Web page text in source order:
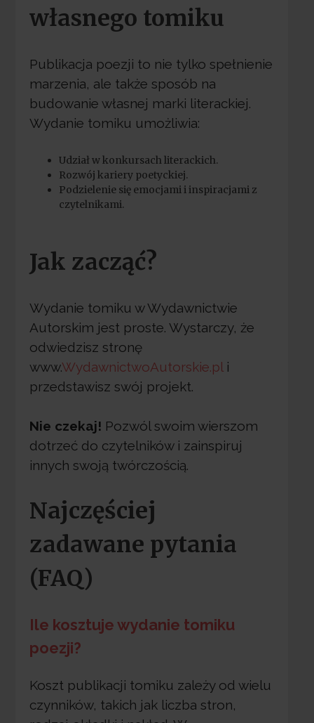
własnego tomiku
Publikacja poezji to nie tylko spełnienie
marzenia, ale także sposób na
budowanie własnej marki literackiej.
Wydanie tomiku umożliwia:
Udział w konkursach literackich.
Rozwój kariery poetyckiej.
Podzielenie się emocjami i inspiracjami z
czytelnikami.
Jak zacząć?
Wydanie tomiku w Wydawnictwie
Autorskim jest proste. Wystarczy, że
odwiedzisz stronę
www.WydawnictwoAutorskie.pl i
przedstawisz swój projekt.
Nie czekaj! Pozwól swoim wierszom
dotrzeć do czytelników i zainspiruj
innych swoją twórczością.
Najczęściej
zadawane pytania
(FAQ)
Ile kosztuje wydanie tomiku
poezji?
Koszt publikacji tomiku zależy od wielu
czynników, takich jak liczba stron,